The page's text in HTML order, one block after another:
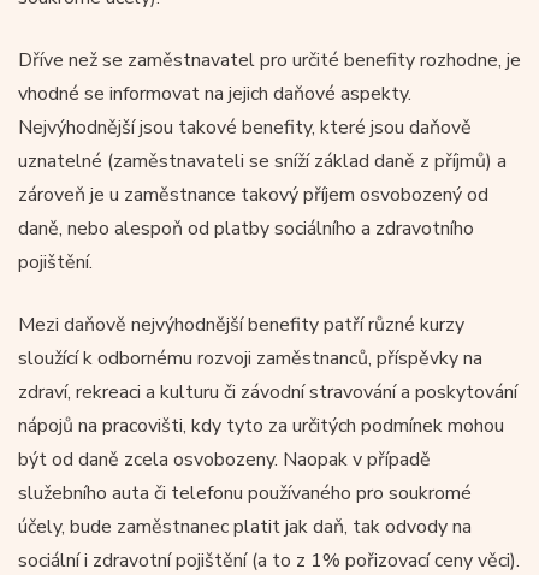
Dříve než se zaměstnavatel pro určité benefity rozhodne, je
vhodné se informovat na jejich daňové aspekty.
Nejvýhodnější jsou takové benefity, které jsou daňově
uznatelné (zaměstnavateli se sníží základ daně z příjmů) a
zároveň je u zaměstnance takový příjem osvobozený od
daně, nebo alespoň od platby sociálního a zdravotního
pojištění.
Mezi daňově nejvýhodnější benefity patří různé kurzy
sloužící k odbornému rozvoji zaměstnanců, příspěvky na
zdraví, rekreaci a kulturu či závodní stravování a poskytování
nápojů na pracovišti, kdy tyto za určitých podmínek mohou
být od daně zcela osvobozeny. Naopak v případě
služebního auta či telefonu používaného pro soukromé
účely, bude zaměstnanec platit jak daň, tak odvody na
sociální i zdravotní pojištění (a to z 1% pořizovací ceny věci).